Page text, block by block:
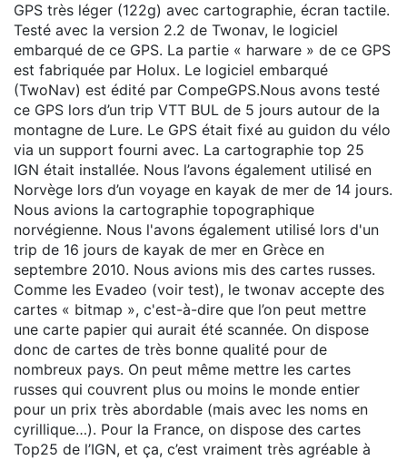
GPS très léger (122g) avec cartographie, écran tactile.
Testé avec la version 2.2 de Twonav, le logiciel
embarqué de ce GPS. La partie « harware » de ce GPS
est fabriquée par Holux. Le logiciel embarqué
(TwoNav) est édité par CompeGPS.Nous avons testé
ce GPS lors d’un trip VTT BUL de 5 jours autour de la
montagne de Lure. Le GPS était fixé au guidon du vélo
via un support fourni avec. La cartographie top 25
IGN était installée. Nous l’avons également utilisé en
Norvège lors d’un voyage en kayak de mer de 14 jours.
Nous avions la cartographie topographique
norvégienne. Nous l'avons également utilisé lors d'un
trip de 16 jours de kayak de mer en Grèce en
septembre 2010. Nous avions mis des cartes russes.
Comme les Evadeo (voir test), le twonav accepte des
cartes « bitmap », c'est-à-dire que l’on peut mettre
une carte papier qui aurait été scannée. On dispose
donc de cartes de très bonne qualité pour de
nombreux pays. On peut même mettre les cartes
russes qui couvrent plus ou moins le monde entier
pour un prix très abordable (mais avec les noms en
cyrillique…). Pour la France, on dispose des cartes
Top25 de l’IGN, et ça, c’est vraiment très agréable à